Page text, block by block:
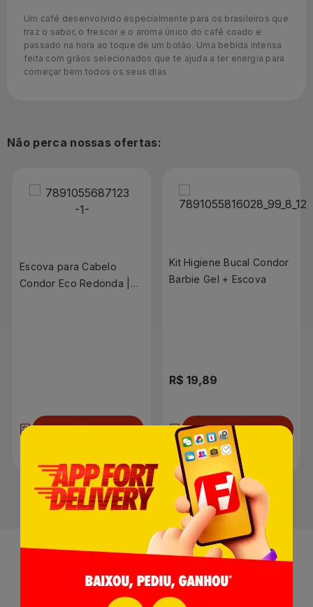
Um café desenvolvido especialmente para os brasileiros que
traz o sabor, o frescor e o aroma único do café coado e
passado na hora ao toque de um botão. Uma bebida intensa
feita com grãos selecionados que te ajuda a ter energia para
começar bem todos os seus dias
Não perca nossas ofertas:
Escova para Cabelo
Condor Eco Redonda |
Adicionar
Kit Higiene Bucal Condor
Barbie Gel + Escova
R$ 19,89
Adicionar